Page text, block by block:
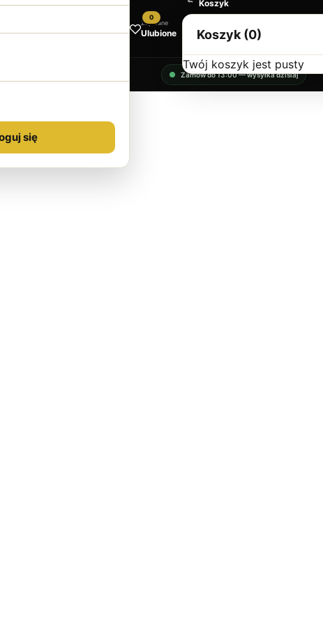
Koszyk
Koszyk (0)
Twój koszyk jest pusty
0
Zapisane
Ulubione
Zamów do 13:00 — wysyłka dzisiaj